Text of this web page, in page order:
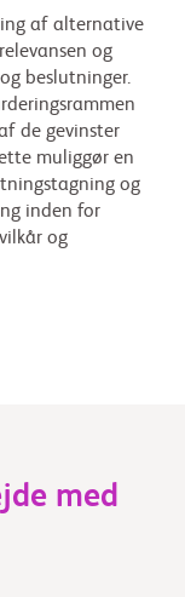
af alternative
og
beslutninger.
de gevinster
muliggør en
og
inden for
og
med